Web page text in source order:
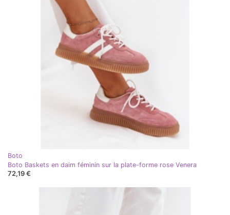
Boto
Boto Baskets en daim féminin sur la plate-forme rose Venera
72,19 €